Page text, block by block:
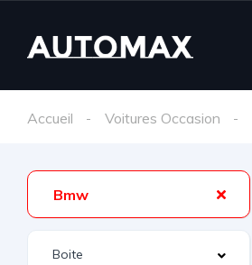
Accueil Voitures Occasion
Bmw